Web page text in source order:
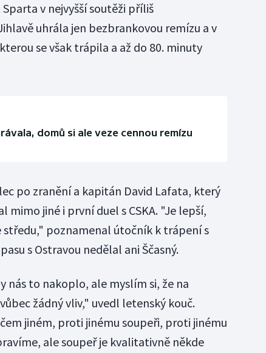
v nejvyšší soutěži příliš
uhrála jen bezbrankovou remízu a v
se však trápila a až do 80. minuty
domů si ale veze cennou remízu
po zranění a kapitán David Lafata, který
jiné i první duel s CSKA. "Je lepší,
středu," poznamenal útočník k trápení s
s Ostravou nedělal ani Ščasný.
nás to nakoplo, ale myslím si, že na
žádný vliv," uvedl letenský kouč.
jiném, proti jinému soupeři, proti jinému
ale soupeř je kvalitativně někde